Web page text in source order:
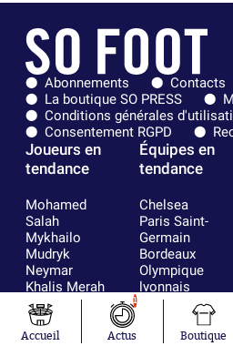
Abonnements
Contacts
La boutique SO PRESS
Conditions générales
Consentement RGPD
Joueurs en
tendance
Mohamed
Salah
Mykhailo
Mudryk
Neymar
Khalis Merah
Loïs Openda
Moussa
Niakhaté
Équipes en
tendance
Chelsea
Paris Saint-
Germain
Bordeaux
Olympique
lyonnais
FIFA
Real Madrid
RC Strasbourg
Accueil
1
Actus Boutique